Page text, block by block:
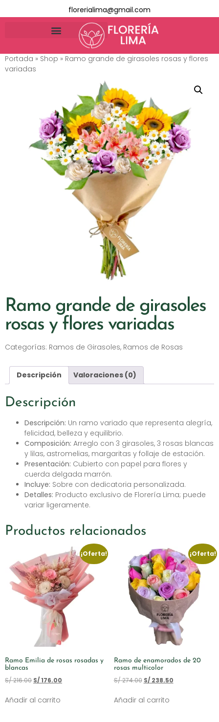
florerialima@gmail.com
Portada » Shop » Ramo grande de girasoles rosas y flores
variadas
Ramo grande de girasoles
rosas y flores variadas
Categorías: Ramos de Girasoles, Ramos de Rosas
Descripción Valoraciones (0)
Descripción
Descripción: Un ramo variado que representa alegría,
felicidad, belleza y equilibrio.
Composición: Arreglo con 3 girasoles, 3 rosas blancas
y lilas, astromelias, margaritas y follaje de estación.
Presentación: Cubierto con papel para flores y
cuerda delgada marrón.
Incluye: Sobre con dedicatoria personalizada.
Detalles: Producto exclusivo de Florería Lima; puede
variar ligeramente.
Productos relacionados
¡Oferta!
Ramo Emilia de rosas rosadas y
blancas
S/216.00 S/176.00
Añadir al carrito
¡Oferta!
Ramo de enamorados de 20
rosas multicolor
S/274.00 S/238.50
Añadir al carrito